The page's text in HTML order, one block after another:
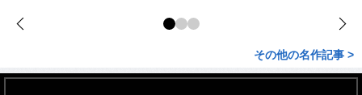
その他の名作記事 >